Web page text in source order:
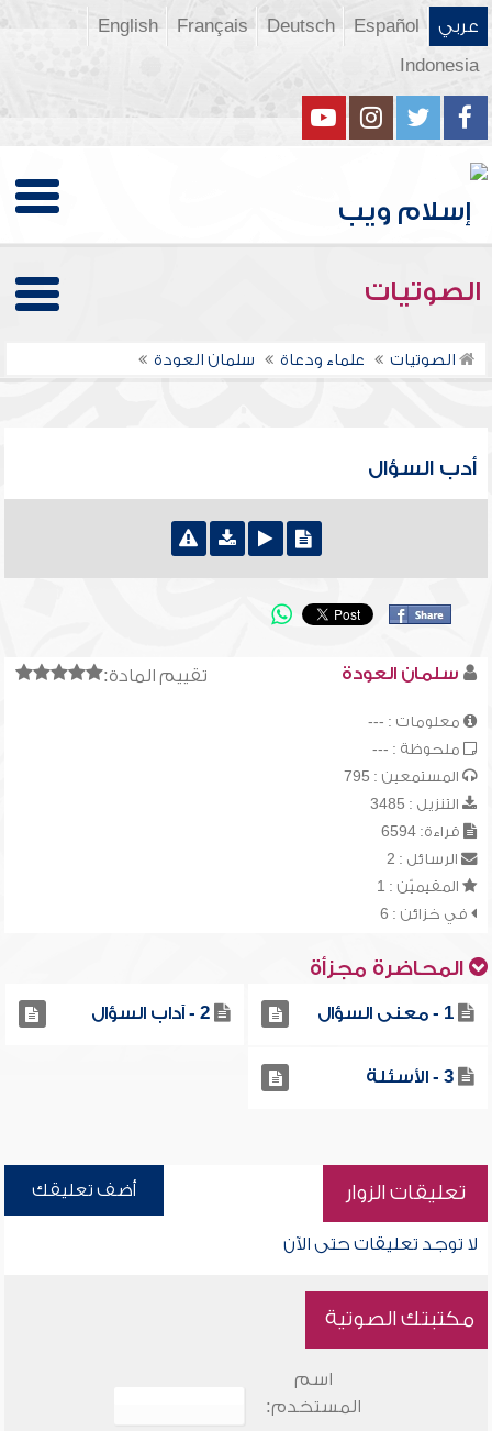
عربي Español
Deutsch
Français
English
Indonesia
الصوتيات
الصوتيات علماء ودعاة سلمان العودة
أدب السؤال
تقييم المادة: سلمان العودة
معلومات : ---
ملحوظة : ---
المستمعين : 795
التنزيل : 3485
قراءة: 6594
الرسائل : 2
المقيميّن : 1
في خزائن : 6
المحاضرة مجزأة
1 - معنى السؤال 2 - آداب السؤال
3 - الأسئلة
تعليقات الزوار أضف تعليقك
لا توجد تعليقات حتى الآن
مكتبتك الصوتية
اسم
المستخدم: